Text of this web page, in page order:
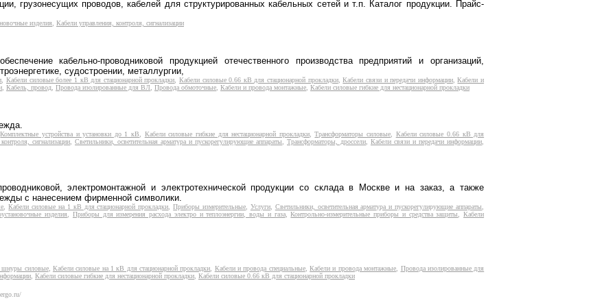
грузонесущих проводов, кабелей для структурированных кабельных сетей и т.п. Каталог продукции. Прайс-
изделия Кабели управления, контроля, сигнализации
кабельно-проводниковой продукцией отечественного производства предприятий и организаций,
судостроении, металлургии,
,Кабели силовые более 1 кВ для стационарной прокладки ,Кабели силовые 0.66 кВ для стационарной прокладки,Кабели связи и передачи информации,Кабели и
Кабель, провод Провода изолированные для ВЛ Провода обмоточные Кабели и провода монтажные Кабели силовые гибкие для нестационарной прокладки
Комплектные устройства и установки до 1 кВ, Кабели силовые гибкие для нестационарной прокладки,Трансформаторы силовые, Кабели силовые 0.66 кВ для
сигнализации, Светильники, осветительная арматура и пускорегулирующие аппараты, Трансформаторы, дроссели, Кабели связи и передачи информации,
электромонтажной и электротехнической продукции со склада в Москве и на заказ, а также
с нанесением фирменной символики.
,Кабели силовые на 1 кВ для стационарной прокладки ,Приборы измерительные Услуги, Светильники, осветительная арматура и пускорегулирующие аппараты
изделия
Приборы для измерения расхода электро и теплоэнергии, воды и газа,Контрольно-измерительные приборы и средства защиты ,Кабели
шнуры силовые, Кабели силовые на 1 кВ для стационарной прокладки Кабели и провода специальные,Кабели и провода монтажные
Провода изолированные для
Кабели силовые гибкие для нестационарной прокладки Кабели силовые 0.66 кВ для стационарной прокладки